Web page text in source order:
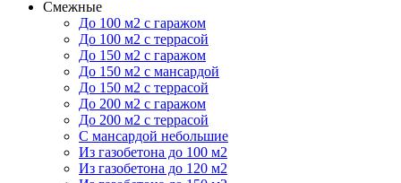
Смежные
До 100 м2 с гаражом
До 100 м2 с террасой
До 150 м2 с гаражом
До 150 м2 с мансардой
До 150 м2 с террасой
До 200 м2 с гаражом
До 200 м2 с террасой
С мансардой небольшие
Из газобетона до 100 м2
Из газобетона до 120 м2